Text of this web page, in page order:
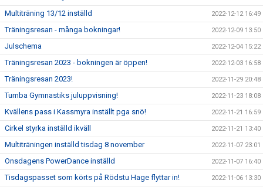
Multiträning 13/12 inställd 2022-12-12 16:49
Träningsresan - många bokningar! 2022-12-09 13:50
Julschema 2022-12-04 15:22
Träningsresan 2023 - bokningen är öppen! 2022-12-03 16:58
Träningsresan 2023! 2022-11-29 20:48
Tumba Gymnastiks juluppvisning! 2022-11-23 18:08
Kvällens pass i Kassmyra inställt pga snö! 2022-11-21 16:59
Cirkel styrka inställd ikväll 2022-11-21 13:40
Multiträningen inställd tisdag 8 november 2022-11-07 23:01
Onsdagens PowerDance inställd 2022-11-07 16:40
Tisdagspasset som körts på Rödstu Hage flyttar in! 2022-11-06 13:30